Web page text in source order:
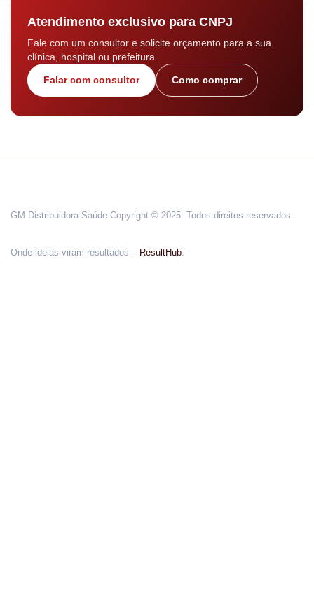
Atendimento exclusivo para CNPJ
Fale com um consultor e solicite orçamento para a sua
clínica, hospital ou prefeitura.
Falar com consultor Como comprar
GM Distribuidora Saúde Copyright © 2025. Todos direitos reservados.
Onde ideias viram resultados – ResultHub.